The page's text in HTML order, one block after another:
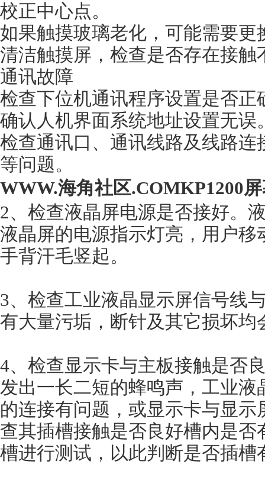
校正中心点。
如果触摸玻璃老化，可能需要更
清洁触摸屏，检查是否存在接触不
通讯故障
检查下位机通讯程序设置是否正确
确认人机界面系统地址设置无误
检查通讯口、通讯线路及线路连
等问题。
WWW.海角社区.COMKP1200
2、检查液晶屏电源是否接好
液晶屏的电源指示灯亮，用户移
手背汗毛竖起。
3、检查工业液晶显示屏信号线
有大量污垢，断针及其它损坏均
4、检查显示卡与主板接触是否
发出一长二短的蜂鸣声，工
的连接有问题，或显示卡与显
查其插槽接触是否良好槽内是否
槽进行测试，以此判断是否插槽有